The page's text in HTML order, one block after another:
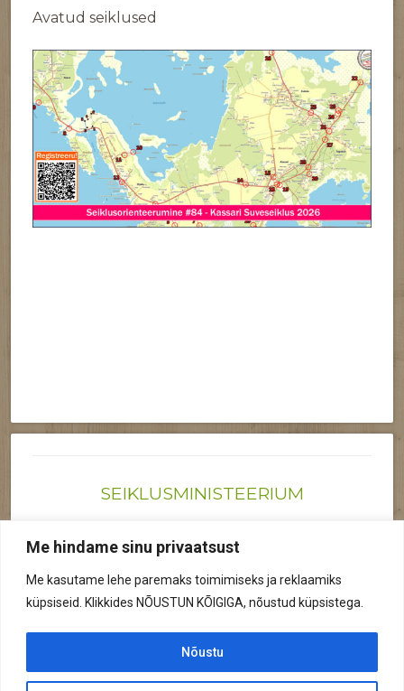
Me hindame sinu privaatsust
Me kasutame lehe paremaks toimimiseks ja reklaamiks
küpsiseid. Klikkides NÕUSTUN KÕIGIGA, nõustud küpsistega.
Nõustu
Avatud seiklused
SEIKLUSMINISTEERIUM
Reg nr: 12041719